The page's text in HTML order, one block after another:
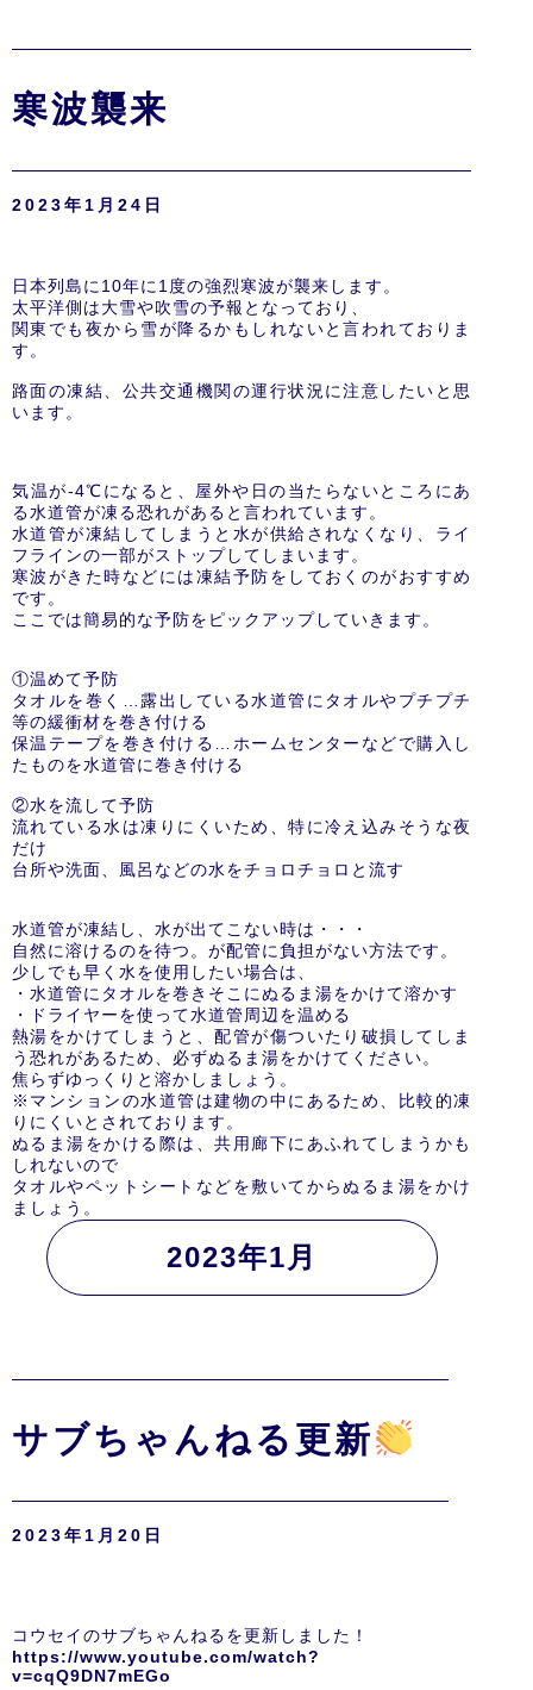
寒波襲来
2023年1月24日
日本列島に10年に1度の強烈寒波が襲来します。
太平洋側は大雪や吹雪の予報となっており、
関東でも夜から雪が降るかもしれないと言われておりま
す。
路面の凍結、公共交通機関の運行状況に注意したいと思
います。
気温が-4℃になると、屋外や日の当たらないところにあ
る水道管が凍る恐れがあると言われています。
水道管が凍結してしまうと水が供給されなくなり、ライ
フラインの一部がストップしてしまいます。
寒波がきた時などには凍結予防をしておくのがおすすめ
です。
ここでは簡易的な予防をピックアップしていきます。
①温めて予防
タオルを巻く…露出している水道管にタオルやプチプチ
等の緩衝材を巻き付ける
保温テープを巻き付ける…ホームセンターなどで購入し
たものを水道管に巻き付ける
②水を流して予防
流れている水は凍りにくいため、特に冷え込みそうな夜
だけ
台所や洗面、風呂などの水をチョロチョロと流す
水道管が凍結し、水が出てこない時は・・・
自然に溶けるのを待つ。が配管に負担がない方法です。
少しでも早く水を使用したい場合は、
・水道管にタオルを巻きそこにぬるま湯をかけて溶かす
・ドライヤーを使って水道管周辺を温める
熱湯をかけてしまうと、配管が傷ついたり破損してしま
う恐れがあるため、必ずぬるま湯をかけてください。
焦らずゆっくりと溶かしましょう。
※マンションの水道管は建物の中にあるため、比較的凍
りにくいとされております。
ぬるま湯をかける際は、共用廊下にあふれてしまうかも
しれないので
タオルやペットシートなどを敷いてからぬるま湯をかけ
ましょう。
2023年1月
サブちゃんねる更新
2023年1月20日
コウセイのサブちゃんねるを更新しました！
https://www.youtube.com/watch?
v=cqQ9DN7mEGo